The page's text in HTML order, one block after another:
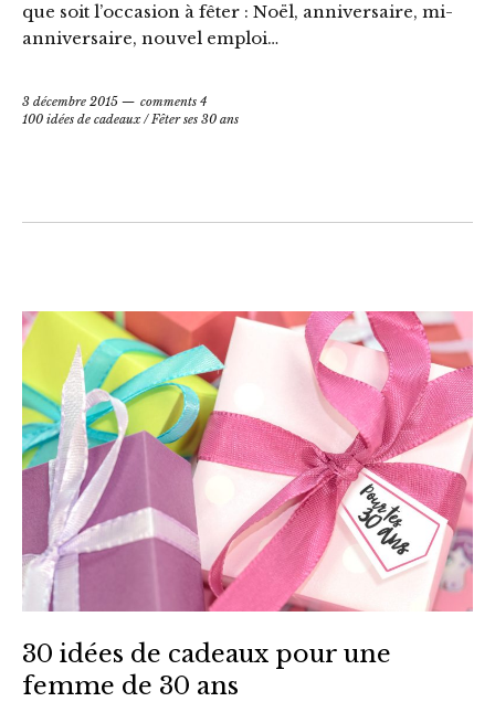
que soit l’occasion à fêter : Noël, anniversaire, mi-
anniversaire, nouvel emploi…
3 décembre 2015
comments 4
100 idées de cadeaux/Fêter ses 30 ans
30 idées de cadeaux pour une
femme de 30 ans